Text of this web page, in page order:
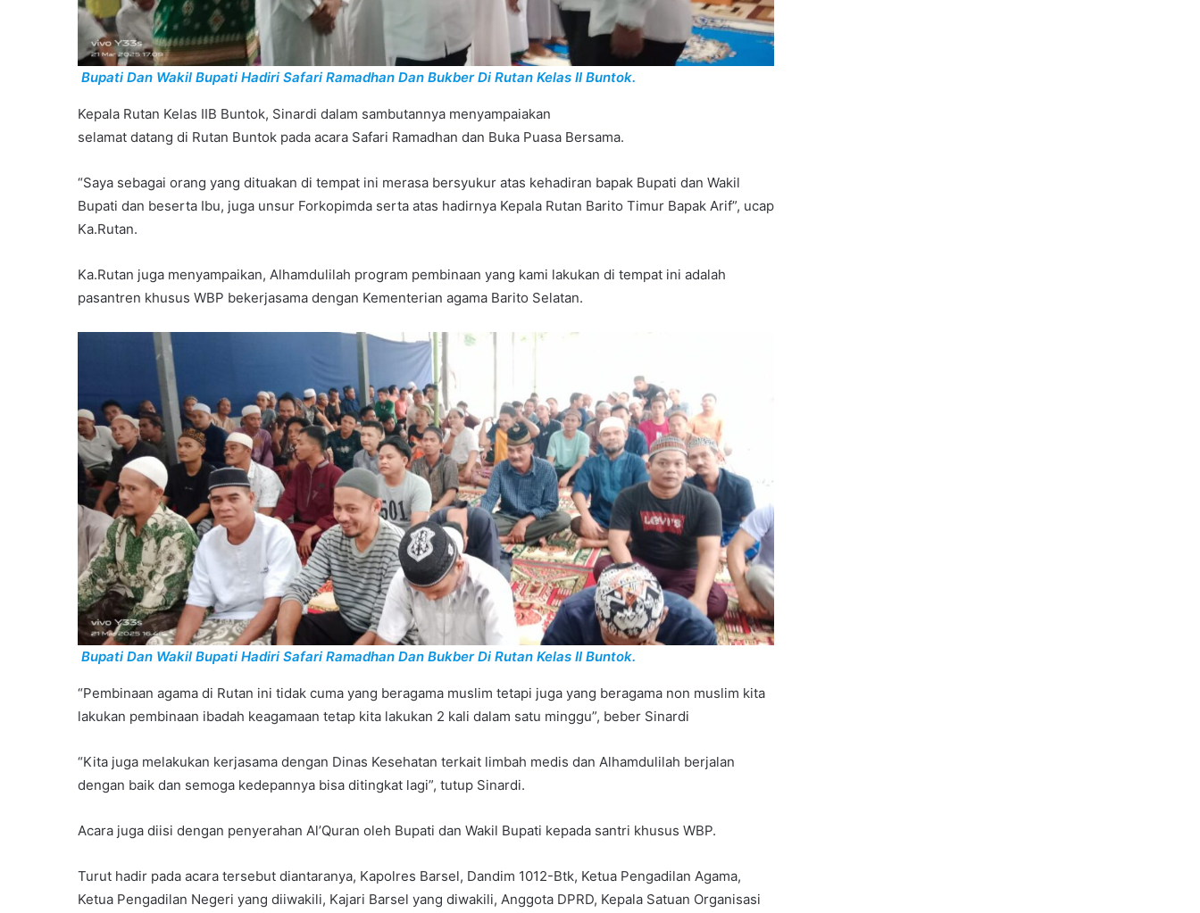
Bupati Dan Wakil Bupati Hadiri Safari Ramadhan Dan Bukber Di Rutan Kelas II Buntok.
Kepala Rutan Kelas IIB Buntok, Sinardi dalam sambutannya menyampaiakan
selamat datang di Rutan Buntok pada acara Safari Ramadhan dan Buka Puasa Bersama.
“Saya sebagai orang yang dituakan di tempat ini merasa bersyukur atas kehadiran bapak Bupati dan Wakil
Bupati dan beserta Ibu, juga unsur Forkopimda serta atas hadirnya Kepala Rutan Barito Timur Bapak Arif”, ucap
Ka.Rutan.
Ka.Rutan juga menyampaikan, Alhamdulilah program pembinaan yang kami lakukan di tempat ini adalah
pasantren khusus WBP bekerjasama dengan Kementerian agama Barito Selatan.
Bupati Dan Wakil Bupati Hadiri Safari Ramadhan Dan Bukber Di Rutan Kelas II Buntok.
“Pembinaan agama di Rutan ini tidak cuma yang beragama muslim tetapi juga yang beragama non muslim kita
lakukan pembinaan ibadah keagamaan tetap kita lakukan 2 kali dalam satu minggu”, beber Sinardi
“Kita juga melakukan kerjasama dengan Dinas Kesehatan terkait limbah medis dan Alhamdulilah berjalan
dengan baik dan semoga kedepannya bisa ditingkat lagi”, tutup Sinardi.
Acara juga diisi dengan penyerahan Al’Quran oleh Bupati dan Wakil Bupati kepada santri khusus WBP.
Turut hadir pada acara tersebut diantaranya, Kapolres Barsel, Dandim 1012-Btk, Ketua Pengadilan Agama,
Ketua Pengadilan Negeri yang diiwakili, Kajari Barsel yang diwakili, Anggota DPRD, Kepala Satuan Organisasi